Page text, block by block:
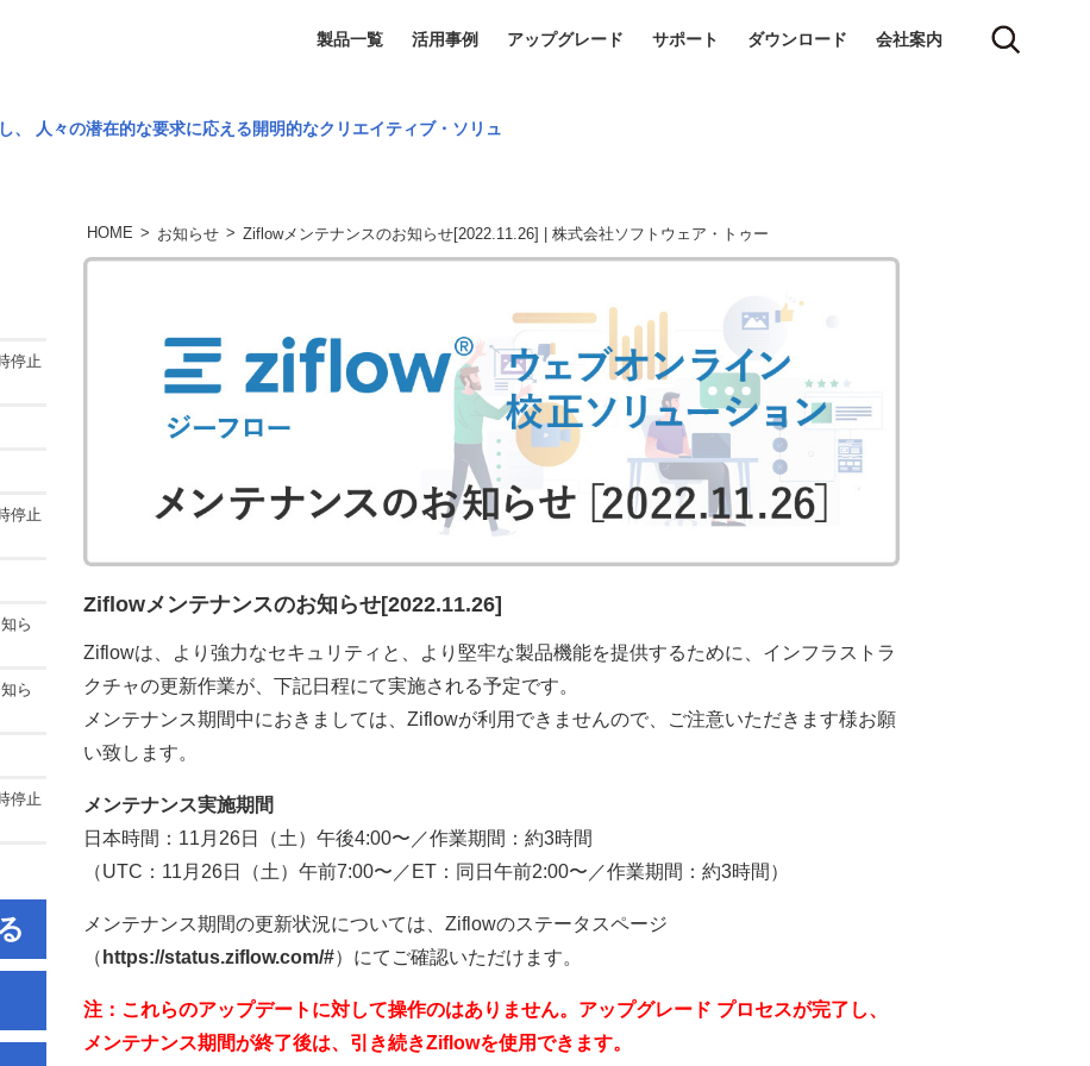
製品一覧 活用事例 アップグレード サポート ダウンロード 会社案内
、 人々の潜在的な要求に応える開明的なクリエイティブ・ソリュ
HOME > お知らせ > Ziflowメンテナンスのお知らせ[2022.11.26] | 株式会社ソフトウェア・トゥー
Ziflowメンテナンスのお知らせ[2022.11.26]
Ziflowは、より強力なセキュリティと、より堅牢な製品機能を提供するために、インフラストラ
クチャの更新作業が、下記日程にて実施される予定です。
メンテナンス期間中におきましては、Ziflowが利用できませんので、ご注意いただきます様お願
い致します。
メンテナンス実施期間
日本時間：11月26日（土）午後4:00〜／作業期間：約3時間
（UTC：11月26日（土）午前7:00〜／ET：同日午前2:00〜／作業期間：約3時間）
メンテナンス期間の更新状況については、Ziflowのステータスページ
（ https://status.ziflow.com/#）にてご確認いただけます。
注：これらのアップデートに対して操作のはありません。アップグレード プロセスが完了し、
メンテナンス期間が終了後は、引き続きZiflowを使用できます。
停止
停止
ら
ら
停止